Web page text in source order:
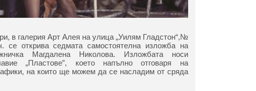
в галерия Арт Алея на улица „Уилям Гладстон“,№
се открива седмата самостоятелна изложба на
Магдалена Николова. Изложбата носи
„Пластове”, което напълно отговаря на
на които ще можем да се насладим от сряда